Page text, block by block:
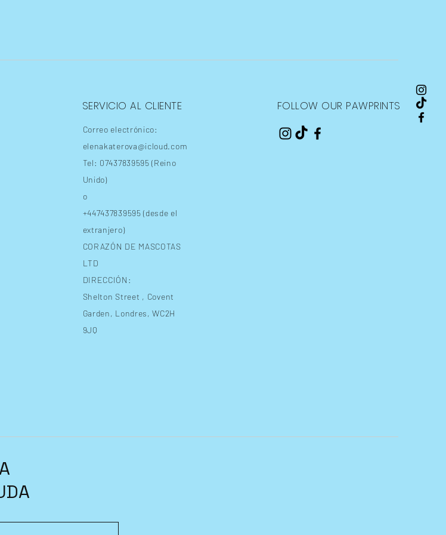
SERVICIO AL CLIENTE
Correo electrónico:
elenakaterova@icloud.com
Tel: 07437839595 (Reino
Unido)
o
+447437839595 (desde el
extranjero)
CORAZÓN DE MASCOTAS
LTD
DIRECCIÓN:
Shelton Street , Covent
Garden, Londres, WC2H
9JQ
FOLLOW OUR PAWPRINTS